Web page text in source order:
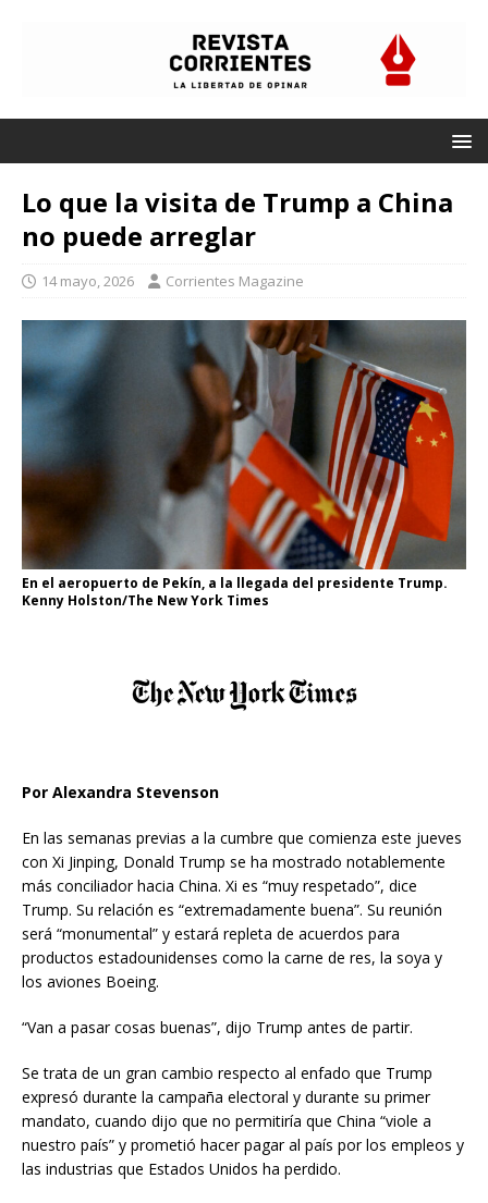
Lo que la visita de Trump a China
no puede arreglar
14 mayo, 2026 Corrientes Magazine
En el aeropuerto de Pekín, a la llegada del presidente Trump.
Kenny Holston/The New York Times
Por Alexandra Stevenson
En las semanas previas a la cumbre que comienza este jueves
con Xi Jinping, Donald Trump se ha mostrado notablemente
más conciliador hacia China. Xi es “muy respetado”, dice
Trump. Su relación es “extremadamente buena”. Su reunión
será “monumental” y estará repleta de acuerdos para
productos estadounidenses como la carne de res, la soya y
los aviones Boeing.
“Van a pasar cosas buenas”, dijo Trump antes de partir.
Se trata de un gran cambio respecto al enfado que Trump
expresó durante la campaña electoral y durante su primer
mandato, cuando dijo que no permitiría que China “viole a
nuestro país” y prometió hacer pagar al país por los empleos y
las industrias que Estados Unidos ha perdido.